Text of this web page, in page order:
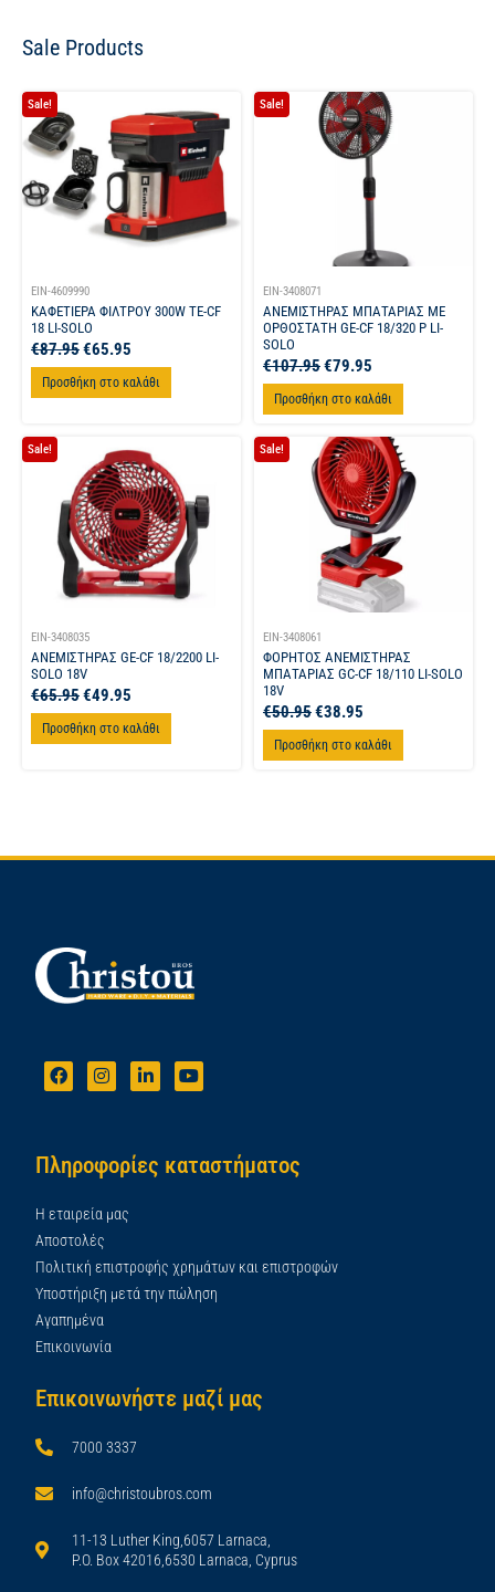
Sale Products
Sale!
EIN-4609990
ΚΑΦΕΤΙΕΡΑ ΦΙΛΤΡΟΥ 300W TE-CF
18 LI-SOLO
€87.95€65.95
Προσθήκη στο καλάθι
Sale!
EIN-3408071
ΑΝΕΜΙΣΤΗΡΑΣ ΜΠΑΤΑΡΙΑΣ ΜΕ
ΟΡΘΟΣΤΑΤΗ GE-CF 18/320 P LI-
SOLO
€107.95€79.95
Προσθήκη στο καλάθι
Sale!
EIN-3408035
ΑΝΕΜΙΣΤΗΡΑΣ GE-CF 18/2200 LI-
SOLO 18V
€65.95€49.95
Προσθήκη στο καλάθι
Sale!
EIN-3408061
ΦΟΡΗΤΟΣ ΑΝΕΜΙΣΤΗΡΑΣ
ΜΠΑΤΑΡΙΑΣ GC-CF 18/110 LI-SOLO
18V
€50.95€38.95
Προσθήκη στο καλάθι
Πληροφορίες καταστήματος
Η εταιρεία μας
Αποστολές
Πολιτική επιστροφής χρημάτων και επιστροφών
Υποστήριξη μετά την πώληση
Αγαπημένα
Επικοινωνία
Επικοινωνήστε μαζί μας
7000 3337
info@christoubros.com
11-13 Luther King,6057 Larnaca,
P.O. Box 42016,6530 Larnaca, Cyprus